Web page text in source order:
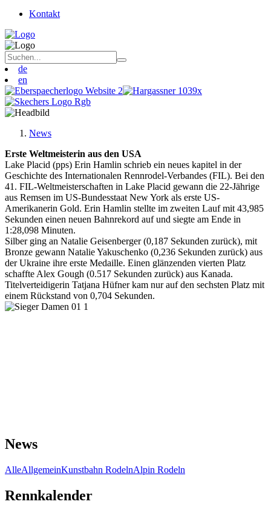
Kontakt
de
en
News
Erste Weltmeisterin aus den USA
Lake Placid (pps) Erin Hamlin schrieb ein neues kapitel in der
Geschichte des Internationalen Rennrodel-Verbandes (FIL). Bei den
41. FIL-Weltmeisterschaften in Lake Placid gewann die 22-Jährige
aus Remsen im US-Bundesstaat New York als erste US-
Amerikanerin Gold. Erin Hamlin stellte im zweiten Lauf mit 43,985
Sekunden einen neuen Bahnrekord auf und siegte am Ende in
1:28,098 Minuten.
Silber ging an Natalie Geisenberger (0,187 Sekunden zurück), mit
Bronze gewann Natalie Yakuschenko (0,236 Sekunden zurück) aus
der Ukraine ihre erste Medaille. Einen glänzenden vierten Platz
schaffte Alex Gough (0.517 Sekunden zurück) aus Kanada.
Titelverteidigerin Tatjana Hüfner kam nur auf den sechsten Platz mit
einem Rückstand von 0,704 Sekunden.
News
AlleAllgemeinKunstbahn RodelnAlpin Rodeln
Rennkalender